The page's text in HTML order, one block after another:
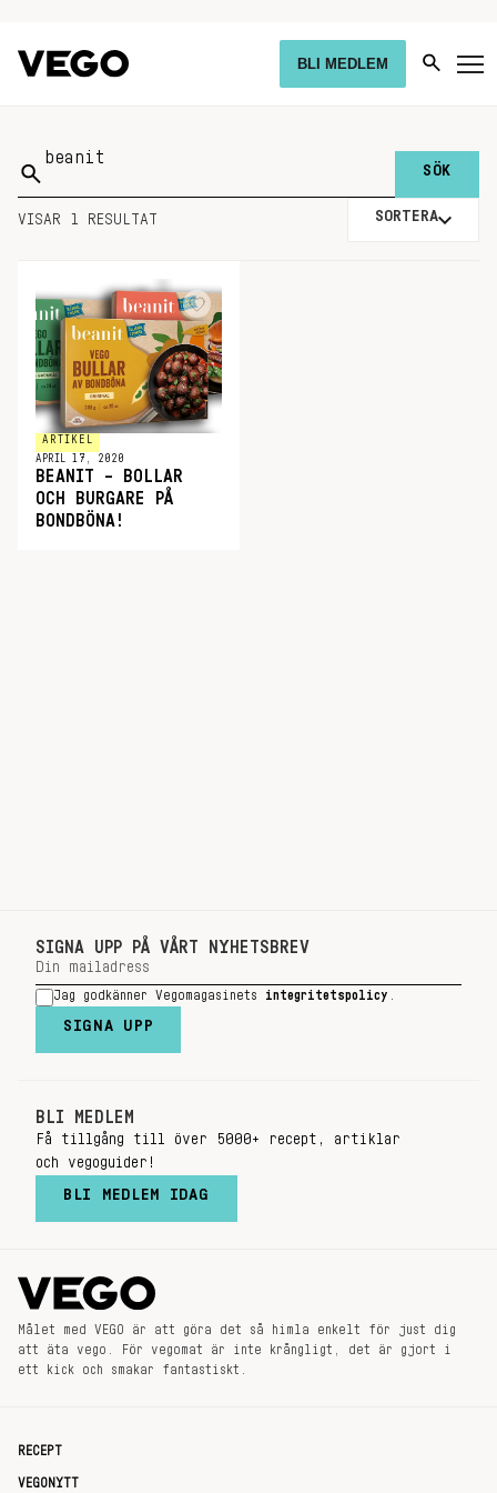
BLI MEDLEM
Sök
på:
VISAR 1 RESULTAT SORTERA
ARTIKEL
APRIL 17, 2020
BEANIT – BOLLAR
OCH BURGARE PÅ
BONDBÖNA!
SIGNA UPP PÅ VÅRT NYHETSBREV
Jag godkänner Vegomagasinets integritetspolicy
SIGNA UPP
BLI MEDLEM
Få tillgång till över 5000+ recept, artiklar
och vegoguider!
BLI MEDLEM IDAG
Målet med VEGO är att göra det så himla enkelt för just dig
att äta vego. För vegomat är inte krångligt, det är gjort i
ett kick och smakar fantastiskt.
RECEPT
VEGONYTT